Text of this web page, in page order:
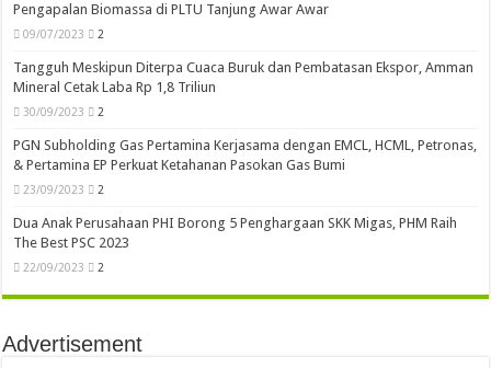
Pengapalan Biomassa di PLTU Tanjung Awar Awar
09/07/2023 2
Tangguh Meskipun Diterpa Cuaca Buruk dan Pembatasan Ekspor, Amman
Mineral Cetak Laba Rp 1,8 Triliun
30/09/2023 2
PGN Subholding Gas Pertamina Kerjasama dengan EMCL, HCML, Petronas,
& Pertamina EP Perkuat Ketahanan Pasokan Gas Bumi
23/09/2023 2
Dua Anak Perusahaan PHI Borong 5 Penghargaan SKK Migas, PHM Raih
The Best PSC 2023
22/09/2023 2
Advertisement